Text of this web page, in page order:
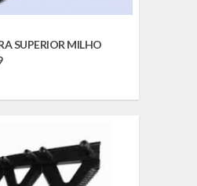
SUPERIOR MILHO